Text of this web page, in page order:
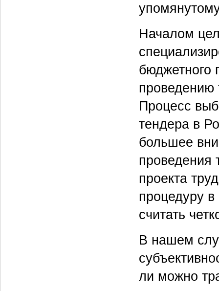
Началом
бюджетного
проведению
Процесс
тендера в
большее
проведения
проекта
процедуру в
считать
В нашем
ли можно